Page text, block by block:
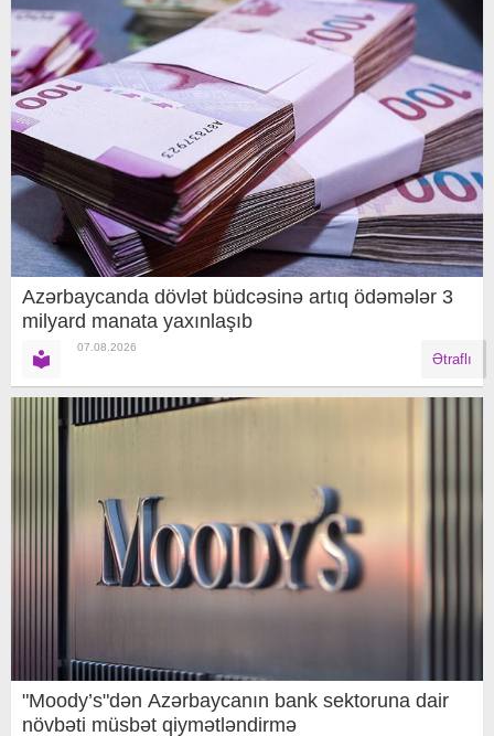
Azərbaycanda dövlət büdcəsinə artıq ödəmələr 3
milyard manata yaxınlaşıb
07.08.2026
Ətraflı
"Moody’s"dən Azərbaycanın bank sektoruna dair
növbəti müsbət qiymətləndirmə